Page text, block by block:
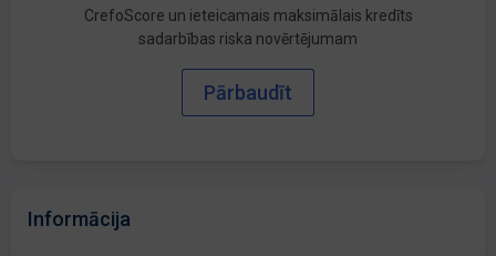
CrefoScore un ieteicamais maksimālais kredīts
sadarbības riska novērtējumam
Pārbaudīt
Informācija